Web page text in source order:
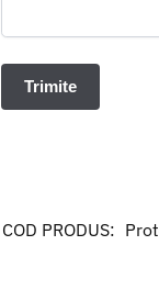
COD PRODUS: